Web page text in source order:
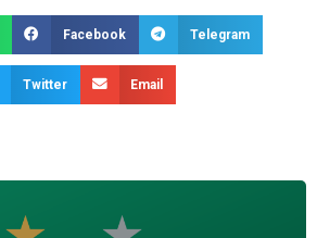
Facebook Telegram
Twitter Email